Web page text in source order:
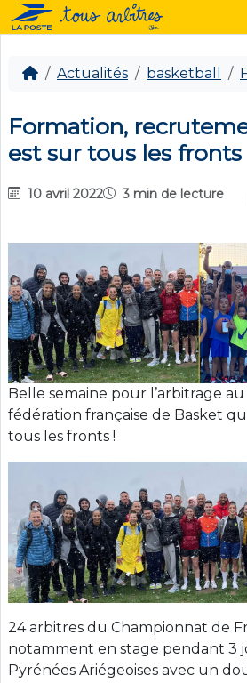
Actualités basketball
Formation,
est sur tous les fronts
10 avril 2022 3 min de lecture
Belle semaine pour l’arbitrage au
fédération française de Basket
tous les fronts !
24 arbitres du Championnat de
notamment en stage pendant 3
Pyrénées Ariégeoises avec un